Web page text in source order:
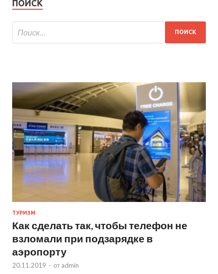
ПОИСК
ТУРИЗМ
Как сделать так, чтобы телефон не
взломали при подзарядке в
аэропорту
20.11.2019 - от admin